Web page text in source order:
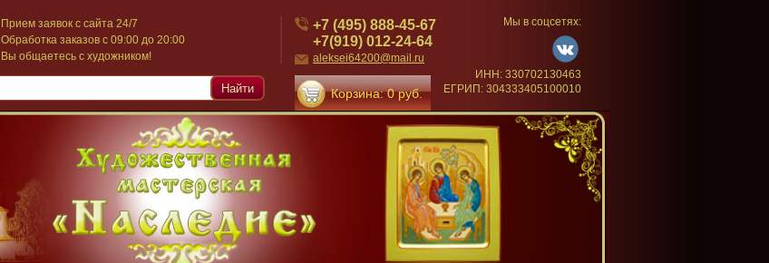
Прием заявок с сайта 24/7
Обработка заказов с 09:00 до 20:00
Вы общаетесь с художником!
+7 (495) 888-45-67
+7(919) 012-24-64
aleksei64200@mail.ru
Корзина: 0 руб.
Мы в соцсетях:
ИНН: 330702130463
ЕГРИП: 304333405100010
Найти